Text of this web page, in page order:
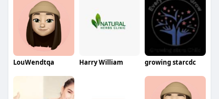
LouWendtqa Harry William growing starcdc